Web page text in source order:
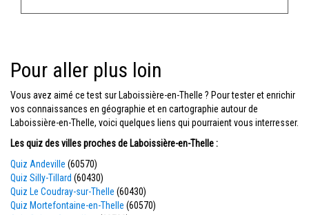
Pour aller plus loin
Vous avez aimé ce test sur Laboissière-en-Thelle ? Pour tester et enrichir
vos connaissances en géographie et en cartographie autour de
Laboissière-en-Thelle, voici quelques liens qui pourraient vous interresser.
Les quiz des villes proches de Laboissière-en-Thelle :
Quiz Andeville (60570)
Quiz Silly-Tillard (60430)
Quiz Le Coudray-sur-Thelle (60430)
Quiz Mortefontaine-en-Thelle (60570)